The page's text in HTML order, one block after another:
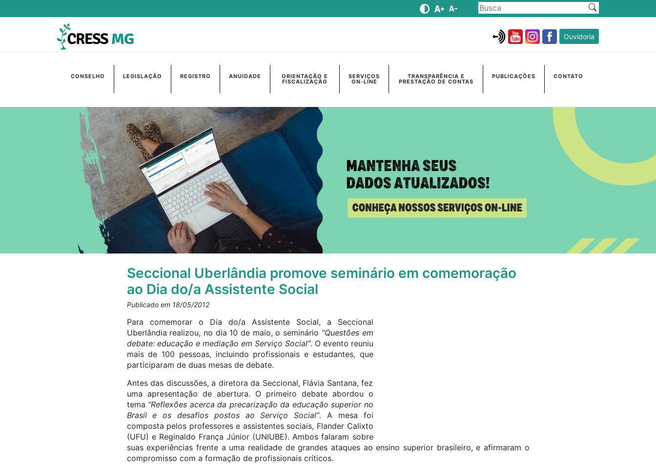
Ouvidoria
CONSELHO LEGISLAÇÃO REGISTRO ANUIDADE ORIENTAÇÃO E
FISCALIZAÇÃO
SERVIÇOS
ON-LINE
TRANSPARÊNCIA E
PRESTAÇÃO DE CONTAS
PUBLICAÇÕES CONTATO
Seccional Uberlândia promove seminário em comemoração
ao Dia do/a Assistente Social
Publicado em 18/05/2012
Para comemorar o Dia do/a Assistente Social, a Seccional
Uberlândia realizou, no dia 10 de maio, o seminário “Questões em
debate: educação e mediação em Serviço Social”. O evento reuniu
mais de 100 pessoas, incluindo profissionais e estudantes, que
participaram de duas mesas de debate.
Antes das discussões, a diretora da Seccional, Flávia Santana, fez
uma apresentação de abertura. O primeiro debate abordou o
tema “Reflexões acerca da precarização da educação superior no
Brasil e os desafios postos ao Serviço Social”. A mesa foi
composta pelos professores e assistentes sociais, Flander Calixto
(UFU) e Reginaldo França Júnior (UNIUBE). Ambos falaram sobre
suas experiências frente a uma realidade de grandes ataques ao ensino superior brasileiro, e afirmaram o
compromisso com a formação de profissionais críticos.